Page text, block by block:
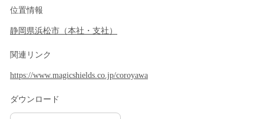
位置情報
静岡県浜松市 （本社・支社 ）
関連リンク
https://www.magicshields.co.jp/coroyawa
ダウンロード